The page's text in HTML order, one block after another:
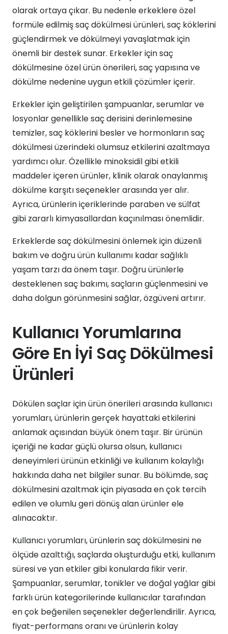
olarak ortaya çıkar. Bu nedenle erkeklere özel
formüle edilmiş saç dökülmesi ürünleri, saç köklerini
güçlendirmek ve dökülmeyi yavaşlatmak için
önemli bir destek sunar. Erkekler için saç
dökülmesine özel ürün önerileri, saç yapısına ve
dökülme nedenine uygun etkili çözümler içerir.
Erkekler için geliştirilen şampuanlar, serumlar ve
losyonlar genellikle saç derisini derinlemesine
temizler, saç köklerini besler ve hormonların saç
dökülmesi üzerindeki olumsuz etkilerini azaltmaya
yardımcı olur. Özellikle minoksidil gibi etkili
maddeler içeren ürünler, klinik olarak onaylanmış
dökülme karşıtı seçenekler arasında yer alır.
Ayrıca, ürünlerin içeriklerinde paraben ve sülfat
gibi zararlı kimyasallardan kaçınılması önemlidir.
Erkeklerde saç dökülmesini önlemek için düzenli
bakım ve doğru ürün kullanımı kadar sağlıklı
yaşam tarzı da önem taşır. Doğru ürünlerle
desteklenen saç bakımı, saçların güçlenmesini ve
daha dolgun görünmesini sağlar, özgüveni artırır.
Kullanıcı Yorumlarına
Göre En İyi Saç Dökülmesi
Ürünleri
Dökülen saçlar için ürün önerileri arasında kullanıcı
yorumları, ürünlerin gerçek hayattaki etkilerini
anlamak açısından büyük önem taşır. Bir ürünün
içeriği ne kadar güçlü olursa olsun, kullanıcı
deneyimleri ürünün etkinliği ve kullanım kolaylığı
hakkında daha net bilgiler sunar. Bu bölümde, saç
dökülmesini azaltmak için piyasada en çok tercih
edilen ve olumlu geri dönüş alan ürünler ele
alınacaktır.
Kullanıcı yorumları, ürünlerin saç dökülmesini ne
ölçüde azalttığı, saçlarda oluşturduğu etki, kullanım
süresi ve yan etkiler gibi konularda fikir verir.
Şampuanlar, serumlar, tonikler ve doğal yağlar gibi
farklı ürün kategorilerinde kullanıcılar tarafından
en çok beğenilen seçenekler değerlendirilir. Ayrıca,
fiyat-performans oranı ve ürünlerin kolay